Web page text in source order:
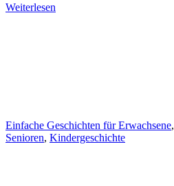
Weiterlesen
Einfache Geschichten für Erwachsene,
Senioren, Kindergeschichte